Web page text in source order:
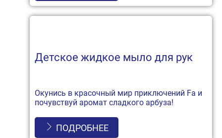
Детское жидкое мыло для рук
Окунись в красочный мир приключений Fa и
почувствуй аромат сладкого арбуза!
ПОДРОБНЕЕ